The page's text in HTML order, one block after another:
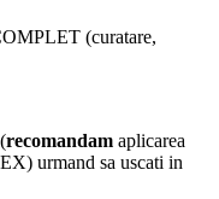
(curatare,
(recomandam aplicarea
urmand sa uscati in